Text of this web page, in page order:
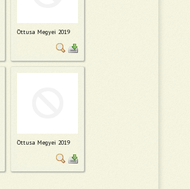
Öttusa Megyei 2019
Öttusa Megyei 2019